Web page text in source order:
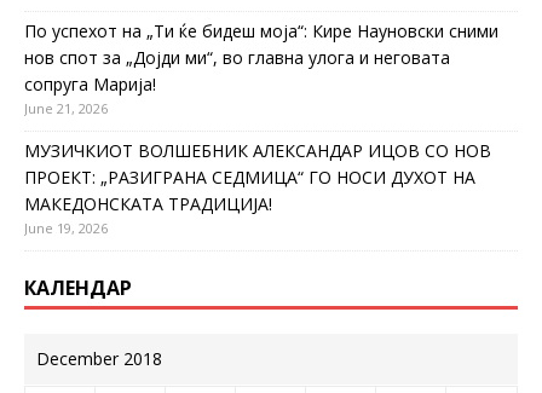
По успехот на „Ти ќе бидеш моја“: Кире Науновски сними
нов спот за „Дојди ми“, во главна улога и неговата
сопруга Марија!
June 21, 2026
МУЗИЧКИОТ ВОЛШЕБНИК АЛЕКСАНДАР ИЦОВ СО НОВ
ПРОЕКТ: „РАЗИГРАНА СЕДМИЦА“ ГО НОСИ ДУХОТ НА
МАКЕДОНСКАТА ТРАДИЦИЈА!
June 19, 2026
КАЛЕНДАР
December 2018